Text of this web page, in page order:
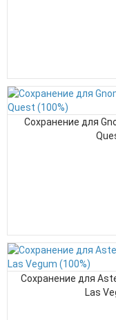
Сохранение для
Сохранение для
Las